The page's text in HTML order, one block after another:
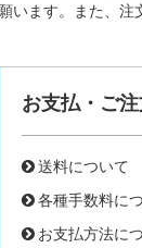
います。また、
お支払・ご
送料について
各種手数料に
お支払方法に